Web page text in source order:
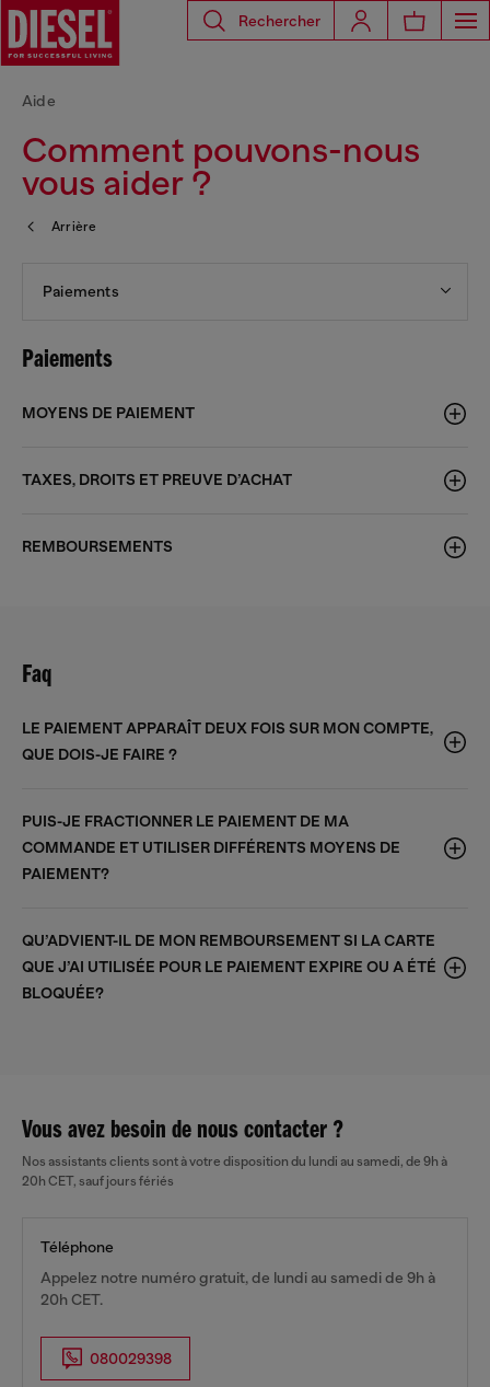
Rechercher
Comment pouvons-nous
vous aider ?
Aide
Arrière
Paiements
Paiements
MOYENS DE PAIEMENT
TAXES, DROITS ET PREUVE D’ACHAT
REMBOURSEMENTS
Faq
LE PAIEMENT APPARAÎT DEUX FOIS SUR MON COMPTE,
QUE DOIS-JE FAIRE ?
PUIS-JE FRACTIONNER LE PAIEMENT DE MA
COMMANDE ET UTILISER DIFFÉRENTS MOYENS DE
PAIEMENT?
QU’ADVIENT-IL DE MON REMBOURSEMENT SI LA CARTE
QUE J’AI UTILISÉE POUR LE PAIEMENT EXPIRE OU A ÉTÉ
BLOQUÉE?
Vous avez besoin de nous contacter ?
Nos assistants clients sont à votre disposition du lundi au samedi, de 9h à
20h CET, sauf jours fériés
Téléphone
Appelez notre numéro gratuit, de lundi au samedi de 9h à
20h CET.
080029398